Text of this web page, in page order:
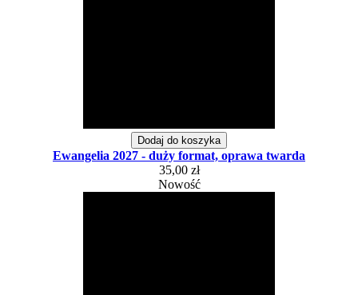
Dodaj do koszyka
Ewangelia 2027 - duży format, oprawa twarda
35,00 zł
Nowość